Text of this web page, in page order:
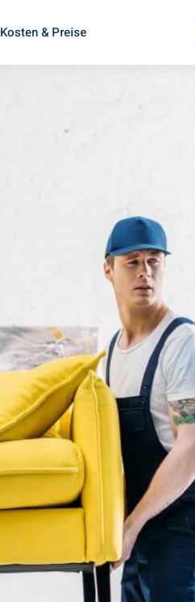
Kosten & Preise